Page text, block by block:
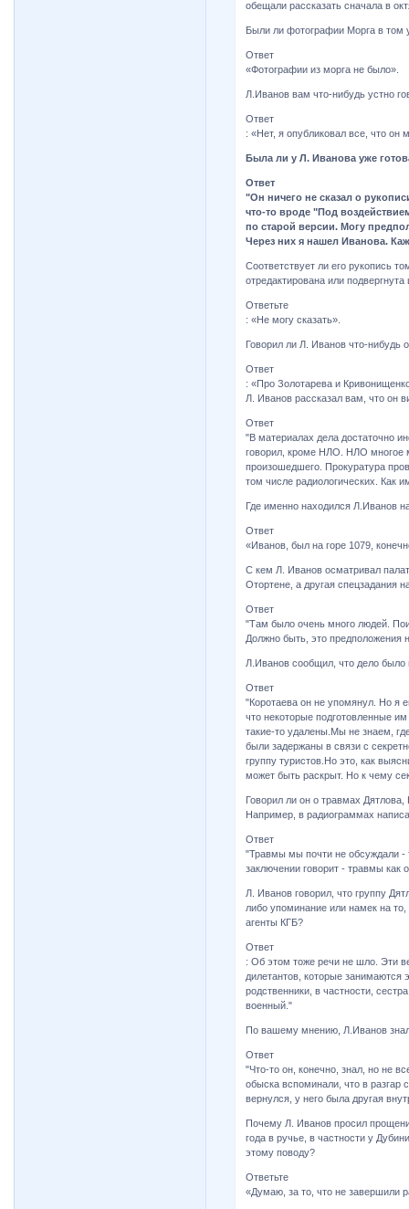
обещали рассказать сначала в
Были ли фотографии Морга в том
Ответ
«Фотографии из морга не было».
Л.Иванов вам что-нибудь устно
Ответ
: «Нет, я опубликовал все, что он
Была ли у Л. Иванова уже
Ответ
"Он ничего не сказал о
что-то вроде "Под
по старой версии. Могу
Через них я нашел Иванова.
Соответствует ли его рукопись
отредактирована или подвергнута
Ответьте
: «Не могу сказать».
Говорил ли Л. Иванов что-нибудь
Ответ
: «Про Золотарева и
Л. Иванов рассказал вам, что он
Ответ
"В материалах дела достаточно
говорил, кроме НЛО. НЛО многое
произошедшего. Прокуратура
том числе радиологических. Как
Где именно находился Л.Иванов
Ответ
«Иванов, был на горе 1079,
С кем Л. Иванов осматривал
Отортене, а другая спецзадания
Ответ
"Там было очень много людей.
Должно быть, это предположения
Л.Иванов сообщил, что дело было
Ответ
"Коротаева он не упомянул. Но я
что некоторые подготовленные
такие-то удалены.Мы не знаем,
были задержаны в связи с
группу туристов.Но это, как
может быть раскрыт. Но к чему
Говорил ли он о травмах
Например, в радиограммах
Ответ
"Травмы мы почти не обсуждали -
заключении говорит - травмы
Л. Иванов говорил, что группу
либо упоминание или намек на
агенты КГБ?
Ответ
: Об этом тоже речи не шло. Эти
дилетантов, которые
родственники, в частности,
военный."
По вашему мнению, Л.Иванов
Ответ
"Что-то он, конечно, знал, но не
обыска вспоминали, что в разгар
вернулся, у него была другая
Почему Л. Иванов просил
года в ручье, в частности у
этому поводу?
Ответьте
«Думаю, за то, что не завершили